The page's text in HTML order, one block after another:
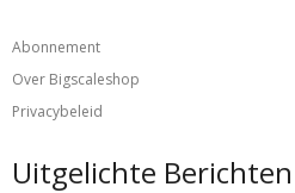
Abonnement
Over Bigscaleshop
Privacybeleid
Uitgelichte Berichten